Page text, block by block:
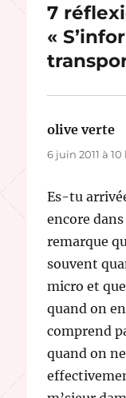
7
«
olive verte
6 juin 2011 à 10
Es-tu
encore
remarque
souvent
micro et
quand on
comprend
quand on